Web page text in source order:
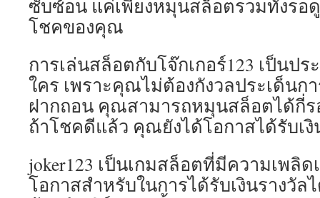
ซับซ้อน แค่เพียงหมุนสล็อตรวมทั้งรอ
โชคของคุณ
การเล่นสล็อตกับโจ๊กเกอร์123 เป็นป
ใคร เพราะคุณไม่ต้องกังวลประเด็นก
ฝากถอน คุณสามารถหมุนสล็อตได้กี่
ถ้าโชคดีแล้ว คุณยังได้โอกาสได้รับเ
joker123 เป็นเกมสล็อตที่มีความเพลิ
โอกาสสำหรับในการได้รับเงินรางวัล